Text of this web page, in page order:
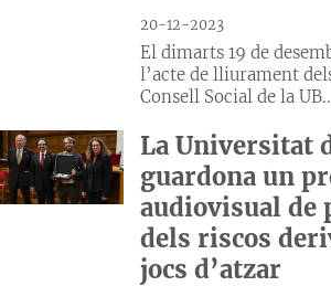
20-12-2023
El dimarts 19 de
l’acte de lliurament
Consell Social de la
La Universitat
guardona un
audiovisual de
dels riscos
jocs d’atzar